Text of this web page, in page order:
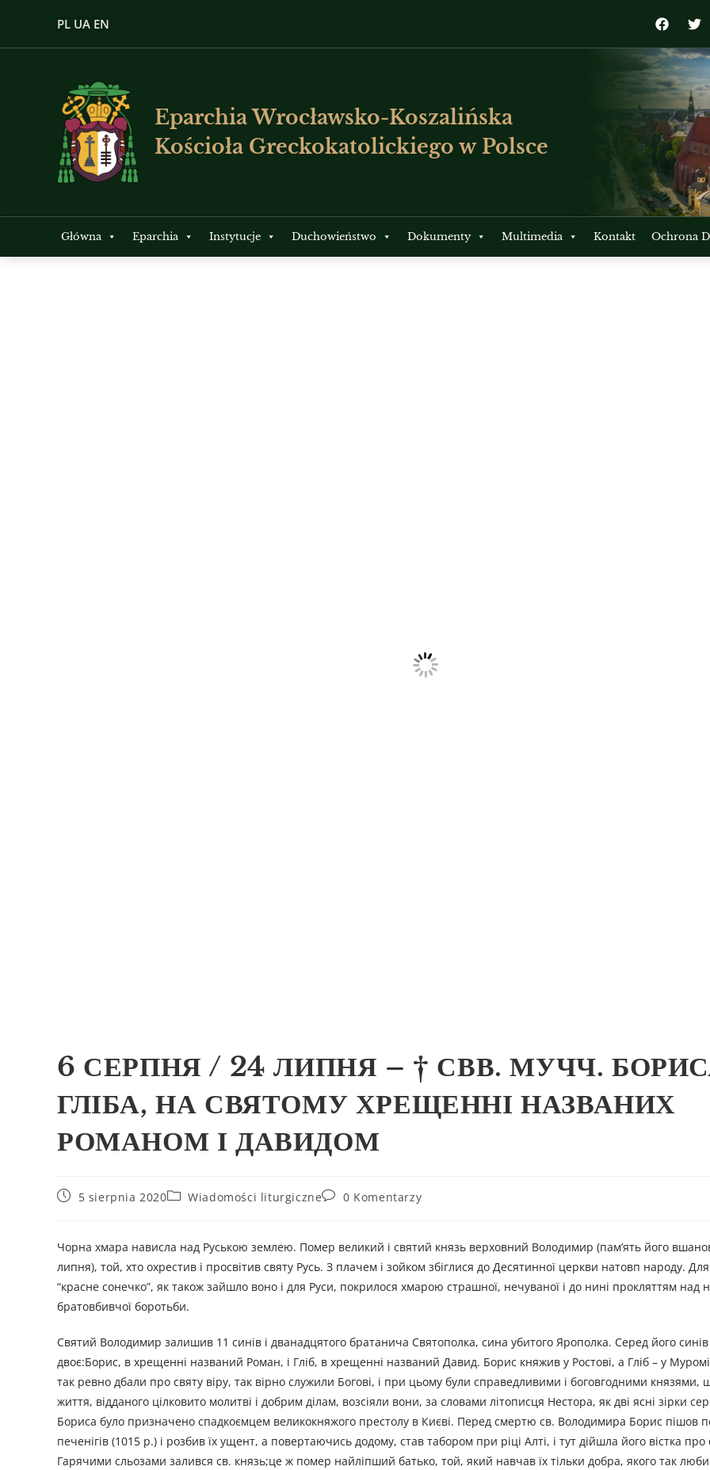
PL UA EN
Eparchia Wrocławsko-Koszalińska
Kościoła Greckokatolickiego w Polsce
Główna Eparchia Instytucje Duchowieństwo Dokumenty Multimedia Kontakt Ochrona
6 СЕРПНЯ / 24 ЛИПНЯ – † СВВ. МУЧЧ.
ГЛІБА, НА СВЯТОМУ ХРЕЩЕННІ НАЗВАНИХ
РОМАНОМ І ДАВИДОМ
5 sierpnia 2020 Wiadomości liturgiczne 0 Komentarzy
Чорна хмара нависла над Руською землею. Помер великий і святий князь верховний Володимир (пам’ять його
липня), той, хто охрестив і просвітив святу Русь. З плачем і зойком збіглися до Десятинної церкви натовп народу.
“красне сонечко”, як також зайшло воно і для Руси, покрилося хмарою страшної, нечуваної і до нині прокляттям над
братовбивчої боротьби.
Святий Володимир залишив 11 синів і дванадцятого братанича Святополка, сина убитого Ярополка. Серед його
двоє:Борис, в хрещенні названий Роман, і Гліб, в хрещенні названий Давид. Борис княжив у Ростові, а Гліб – у
так ревно дбали про святу віру, так вірно служили Богові, і при цьому були справедливими і боговгодними князями,
життя, відданого цілковито молитві і добрим ділам, возсіяли вони, за словами літописця Нестора, як дві ясні зірки
Бориса було призначено спадкоємцем великокняжого престолу в Києві. Перед смертю св. Володимира Борис пішов
печенігів (1015 р.) і розбив їх ущент, а повертаючись додому, став табором при ріці Алті, і тут дійшла його вістка
Гарячими сльозами залився св. князь;це ж помер найліпший батько, той, який навчав їх тільки добра, якого так